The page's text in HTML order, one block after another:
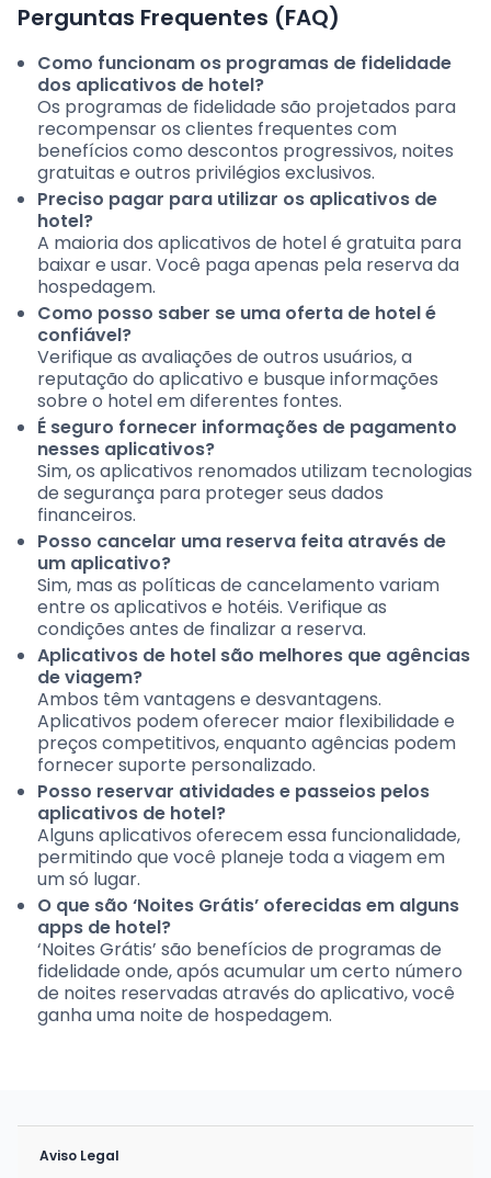
Perguntas Frequentes (FAQ)
Como funcionam os programas de fidelidade
dos aplicativos de hotel?
Os programas de fidelidade são projetados para
recompensar os clientes frequentes com
benefícios como descontos progressivos, noites
gratuitas e outros privilégios exclusivos.
Preciso pagar para utilizar os aplicativos de
hotel?
A maioria dos aplicativos de hotel é gratuita para
baixar e usar. Você paga apenas pela reserva da
hospedagem.
Como posso saber se uma oferta de hotel é
confiável?
Verifique as avaliações de outros usuários, a
reputação do aplicativo e busque informações
sobre o hotel em diferentes fontes.
É seguro fornecer informações de pagamento
nesses aplicativos?
Sim, os aplicativos renomados utilizam tecnologias
de segurança para proteger seus dados
financeiros.
Posso cancelar uma reserva feita através de
um aplicativo?
Sim, mas as políticas de cancelamento variam
entre os aplicativos e hotéis. Verifique as
condições antes de finalizar a reserva.
Aplicativos de hotel são melhores que agências
de viagem?
Ambos têm vantagens e desvantagens.
Aplicativos podem oferecer maior flexibilidade e
preços competitivos, enquanto agências podem
fornecer suporte personalizado.
Posso reservar atividades e passeios pelos
aplicativos de hotel?
Alguns aplicativos oferecem essa funcionalidade,
permitindo que você planeje toda a viagem em
um só lugar.
O que são ‘Noites Grátis’ oferecidas em alguns
apps de hotel?
‘Noites Grátis’ são benefícios de programas de
fidelidade onde, após acumular um certo número
de noites reservadas através do aplicativo, você
ganha uma noite de hospedagem.
Aviso Legal